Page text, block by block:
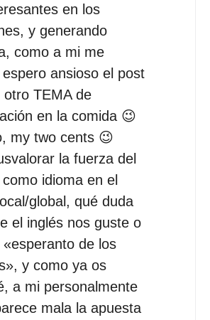
en los
y generando
como a mi me
ansioso el post
otro TEMA de
en la comida 😉
my two cents 😉
la fuerza del
idioma en el
global, qué duda
el inglés nos guste o
«esperanto de los
y como ya os
a mi personalmente
mala la apuesta